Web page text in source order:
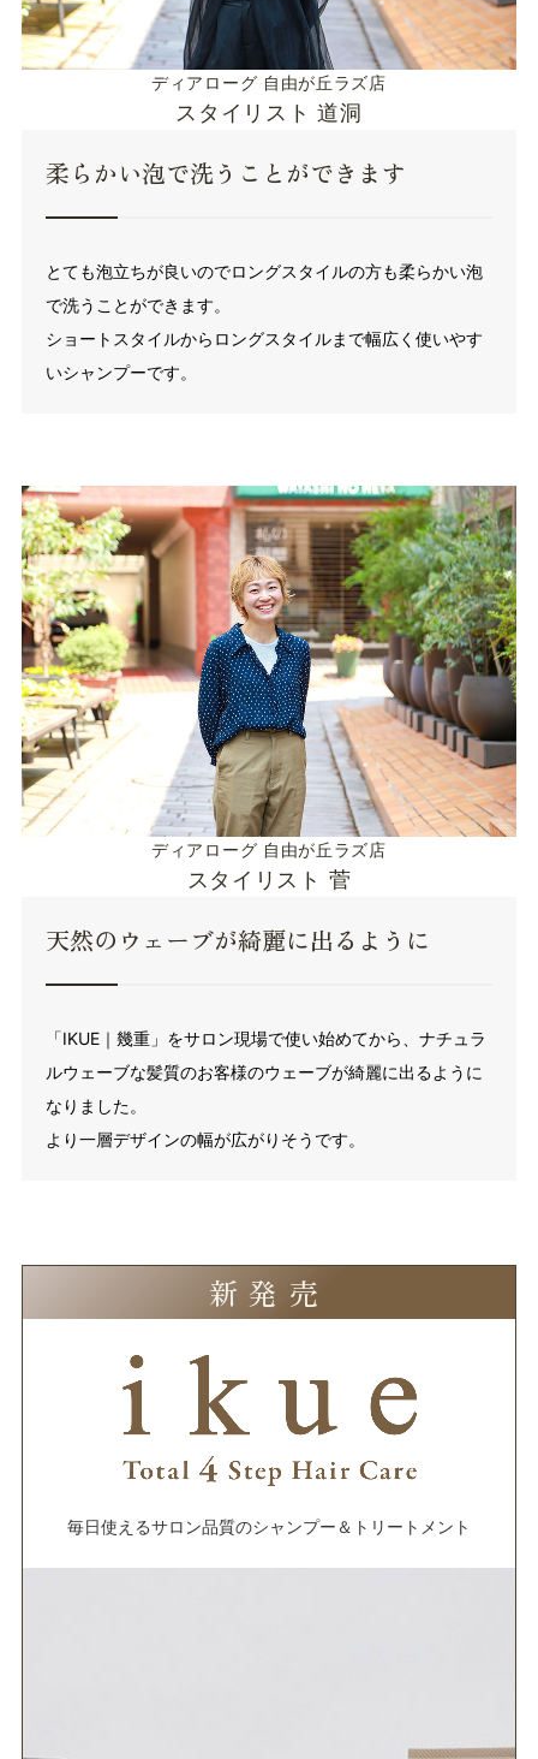
ディアローグ 自由が丘ラズ店
スタイリスト 道洞
柔らかい泡で洗うことができます
とても泡立ちが良いのでロングスタイルの方も柔らかい泡
で洗うことができます。
ショートスタイルからロングスタイルまで幅広く使いやす
いシャンプーです。
ディアローグ 自由が丘ラズ店
スタイリスト 菅
天然のウェーブが綺麗に出るように
「IKUE｜幾重」をサロン現場で使い始めてから、ナチュラ
ルウェーブな髪質のお客様のウェーブが綺麗に出るように
なりました。
より一層デザインの幅が広がりそうです。
新発売
毎日使えるサロン品質のシャンプー＆トリートメント